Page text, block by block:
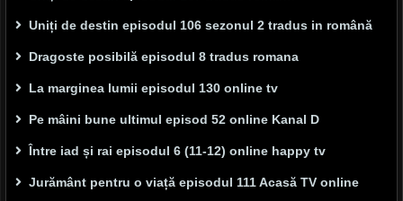
Uniți de destin episodul 106 sezonul 2 tradus in română
Dragoste posibilă episodul 8 tradus romana
La marginea lumii episodul 130 online tv
Pe mâini bune ultimul episod 52 online Kanal D
Între iad și rai episodul 6 (11-12) online happy tv
Jurământ pentru o viață episodul 111 Acasă TV online